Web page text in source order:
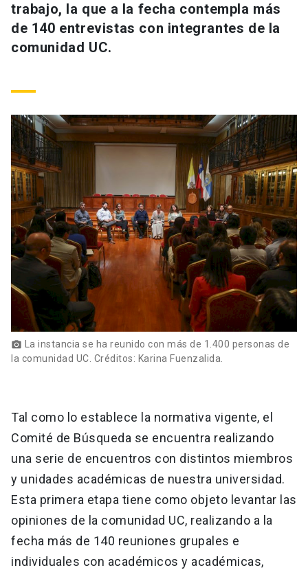
Estudiantes
Personal
Alumni launch
Padres y familia
Vecinos launch
ACCESOS DIRECTOS
Admisión launch
Correo UC launch
Mi Portal UC
Medios
Donaciones launch
trabajo, la que a la fecha contempla más
de 140 entrevistas con integrantes de la
comunidad UC.
photo_camera La instancia se ha reunido con más de 1.400 personas de
la comunidad UC. Créditos: Karina Fuenzalida.
Tal como lo establece la normativa vigente, el
Comité de Búsqueda se encuentra realizando
una serie de encuentros con distintos miembros
y unidades académicas de nuestra universidad.
Esta primera etapa tiene como objeto levantar las
opiniones de la comunidad UC, realizando a la
fecha más de 140 reuniones grupales e
individuales con académicos y académicas,